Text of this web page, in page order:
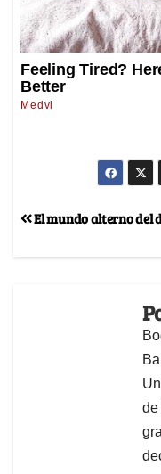
El mundo alterno del
de